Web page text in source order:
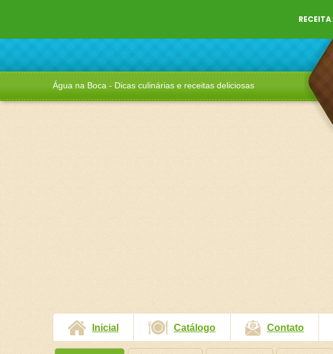
Água na Boca - Dicas culinárias e receitas deliciosas
Inicial Catálogo Contato
RECEITA: